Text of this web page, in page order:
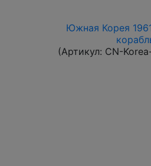
Южная Корея
(Артикул: CN-